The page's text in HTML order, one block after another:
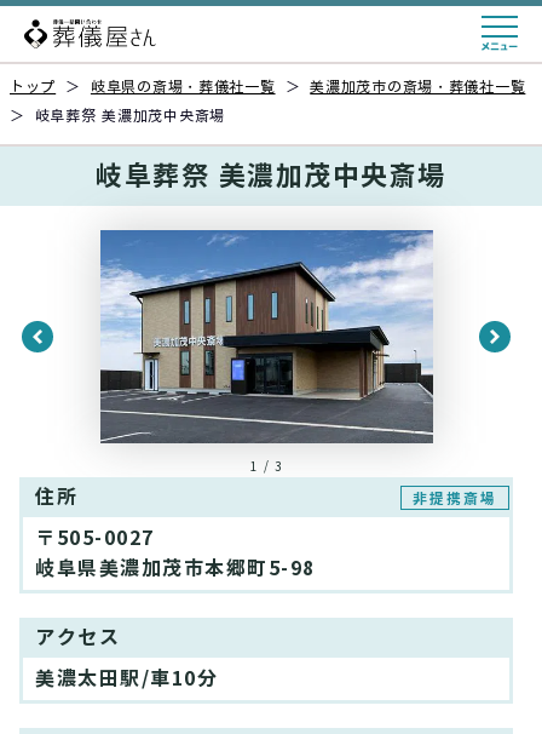
トップ ＞ 岐阜県の斎場・葬儀社一覧 ＞
美濃加茂市の斎場・葬儀社一覧
＞
岐阜葬祭 美濃加茂中央斎場
岐阜葬祭 美濃加茂中央斎場
1 / 3
住所 非提携斎場
〒505-0027
岐阜県美濃加茂市本郷町5-98
アクセス
美濃太田駅/車10分